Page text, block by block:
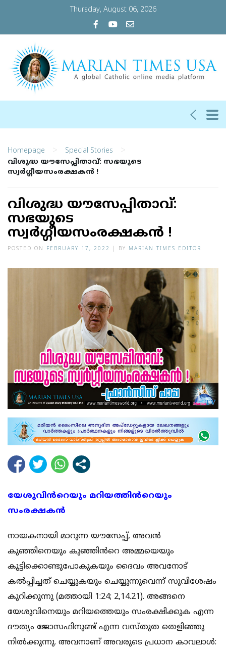
Thursday, August 06, 2026
Homepage > Special Stories >
വിശുദ്ധ യൗസേപ്പിതാവ്: സഭയുടെ
സ്വർഗ്ഗീയസംരക്ഷകൻ !
വിശുദ്ധ യൗസേപ്പിതാവ്:
സഭയുടെ
സ്വർഗ്ഗീയസംരക്ഷകൻ !
POSTED ON FEBRUARY 17, 2022 BY MARIAN TIMES EDITOR
യേശുവിൻറെയും മറിയത്തിൻറെയും
സംരക്ഷകൻ
നായകനായി മാറുന്ന യൗസേപ്പ്, അവൻ
കുഞ്ഞിനെയും കുഞ്ഞിൻറെ അമ്മയെയും
കൂട്ടിക്കൊണ്ടുപോകുകയും ദൈവം അവനോട്
കൽപ്പിച്ചത് ചെയ്യുകയും ചെയ്യുന്നുവെന്ന് സുവിശേഷം
കുറിക്കുന്നു (മത്തായി 1:24; 2,14.21). അങ്ങനെ
യേശുവിനെയും മറിയത്തെയും സംരക്ഷിക്കുക എന്ന
ദൗത്യം ജോസഫിനുണ്ട് എന്ന വസ്തുത തെളിഞ്ഞു
നിൽക്കുന്നു. അവനാണ് അവരുടെ പ്രധാന കാവലാൾ: